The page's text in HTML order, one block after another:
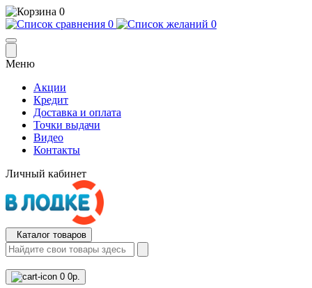
0
0
0
Меню
Акции
Кредит
Доставка и оплата
Точки выдачи
Видео
Контакты
Личный кабинет
Каталог товаров
0 0р.